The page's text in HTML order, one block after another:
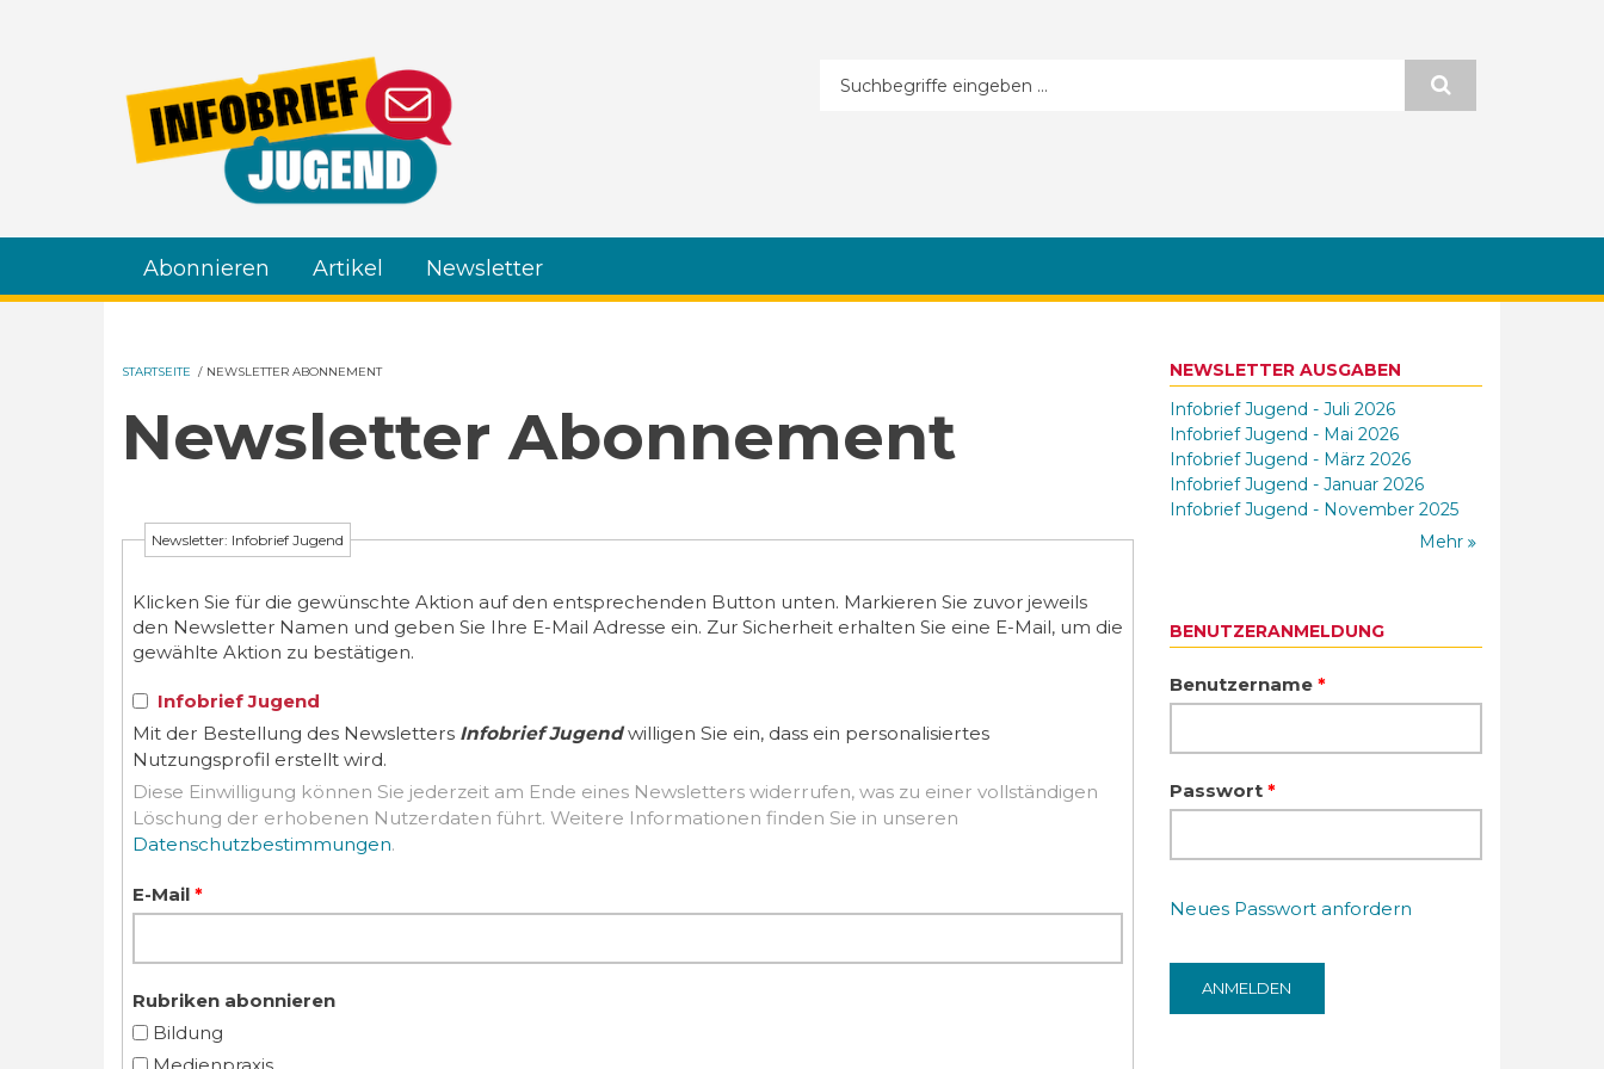
Suchformular
Abonnieren Artikel Newsletter
STARTSEITE / NEWSLETTER ABONNEMENT
Newsletter Abonnement
Newsletter: Infobrief Jugend
Klicken Sie für die gewünschte Aktion auf den entsprechenden Button unten. Markieren Sie zuvor jeweils
den Newsletter Namen und geben Sie Ihre E-Mail Adresse ein. Zur Sicherheit erhalten Sie eine E-Mail, um die
gewählte Aktion zu bestätigen.
Infobrief Jugend
Mit der Bestellung des Newsletters Infobrief Jugendwilligen Sie ein, dass ein personalisiertes
Nutzungsprofil erstellt wird.
Diese Einwilligung können Sie jederzeit am Ende eines Newsletters widerrufen, was zu einer vollständigen
Löschung der erhobenen Nutzerdaten führt. Weitere Informationen finden Sie in unseren
Datenschutzbestimmungen.
E-Mail *
Rubriken abonnieren
Bildung
NEWSLETTER AUSGABEN
Infobrief Jugend - Juli 2026
Infobrief Jugend - Mai 2026
Infobrief Jugend - März 2026
Infobrief Jugend - Januar 2026
Infobrief Jugend - November 2025
Mehr
BENUTZERANMELDUNG
Benutzername *
Passwort *
Neues Passwort anfordern